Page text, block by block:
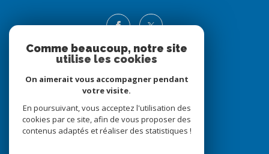
Adhérents
Comme beaucoup, notre site
utilise les cookies
On aimerait vous accompagner pendant
votre visite.
En poursuivant, vous acceptez l'utilisation des
cookies par ce site, afin de vous proposer des
contenus adaptés et réaliser des statistiques !